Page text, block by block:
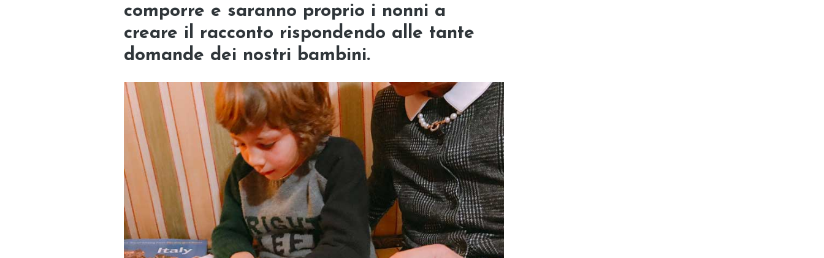
comporre e saranno proprio i nonni a
creare il racconto rispondendo alle tante
domande dei nostri bambini.